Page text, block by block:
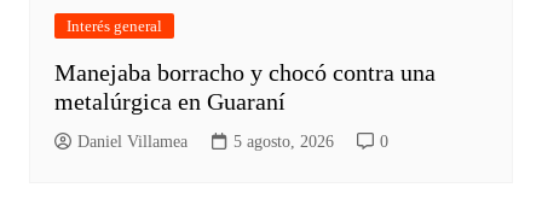
Interés general
Manejaba borracho y chocó contra una
metalúrgica en Guaraní
Daniel Villamea 5 agosto, 2026 0